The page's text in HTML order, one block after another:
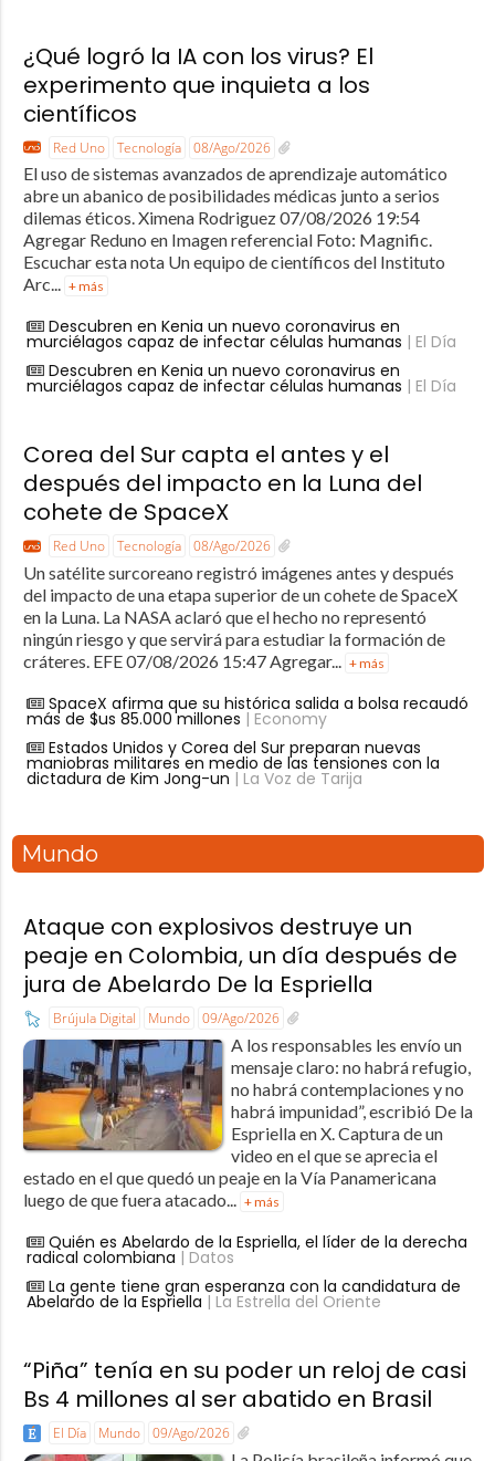
¿Qué logró la IA con los virus? El
experimento que inquieta a los
científicos
Red Uno Tecnología 08/Ago/2026
El uso de sistemas avanzados de aprendizaje automático
abre un abanico de posibilidades médicas junto a serios
dilemas éticos. Ximena Rodriguez 07/08/2026 19:54
Agregar Reduno en Imagen referencial Foto: Magnific.
Escuchar esta nota Un equipo de científicos del Instituto
Arc... + más
Descubren en Kenia un nuevo coronavirus en
murciélagos capaz de infectar células humanas | El Día
Descubren en Kenia un nuevo coronavirus en
murciélagos capaz de infectar células humanas | El Día
Corea del Sur capta el antes y el
después del impacto en la Luna del
cohete de SpaceX
Red Uno Tecnología 08/Ago/2026
Un satélite surcoreano registró imágenes antes y después
del impacto de una etapa superior de un cohete de SpaceX
en la Luna. La NASA aclaró que el hecho no representó
ningún riesgo y que servirá para estudiar la formación de
cráteres. EFE 07/08/2026 15:47 Agregar... + más
SpaceX afirma que su histórica salida a bolsa recaudó
más de $us 85.000 millones | Economy
Estados Unidos y Corea del Sur preparan nuevas
maniobras militares en medio de las tensiones con la
dictadura de Kim Jong-un | La Voz de Tarija
Mundo
Ataque con explosivos destruye un
peaje en Colombia, un día después de
jura de Abelardo De la Espriella
Brújula Digital Mundo 09/Ago/2026
A los responsables les envío un
mensaje claro: no habrá refugio,
no habrá contemplaciones y no
habrá impunidad”, escribió De la
Espriella en X. Captura de un
video en el que se aprecia el
estado en el que quedó un peaje en la Vía Panamericana
luego de que fuera atacado... + más
Quién es Abelardo de la Espriella, el líder de la derecha
radical colombiana | Datos
La gente tiene gran esperanza con la candidatura de
Abelardo de la Espriella | La Estrella del Oriente
“Piña” tenía en su poder un reloj de casi
Bs 4 millones al ser abatido en Brasil
El Día Mundo 09/Ago/2026